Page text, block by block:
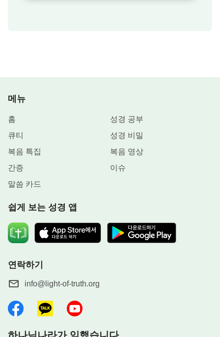
메뉴
홈
성경 공부
큐티
성경 비밀
복음 특집
복음 영상
간증
이슈
말씀 카드
쉽게 보는 성경 앱
연락하기
info@light-of-truth.org
하나님나라가 임했습니다